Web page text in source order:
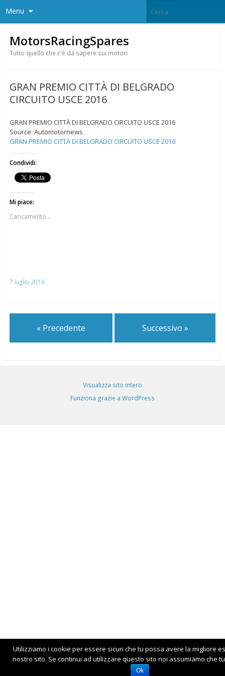
Menu
MotorsRacingSpares
Tutto quello che c'è da sapere sui motori
GRAN PREMIO CITTÀ DI BELGRADO
CIRCUITO USCE 2016
GRAN PREMIO CITTÀ DI BELGRADO CIRCUITO USCE 2016
Source: Automotornews
GRAN PREMIO CITTÀ DI BELGRADO CIRCUITO USCE 2016
Condividi:
Mi piace:
Caricamento...
7 luglio 2016
« Precedente Successivo »
Visualizza sito intero
Funziona grazie a WordPress
Utilizziamo i cookie per essere sicuri che tu possa avere la migliore
nostro sito. Se continui ad utilizzare questo sito noi assumiamo che
Ok